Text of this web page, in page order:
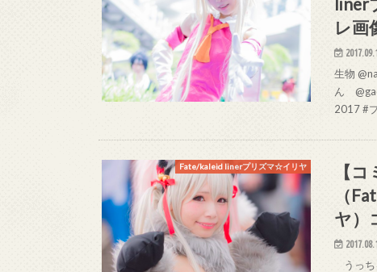
レ画
生物
ん
2017 #
Fate/kaleid linerプリズマ☆イリヤ
【
（
ヤ）
うっち